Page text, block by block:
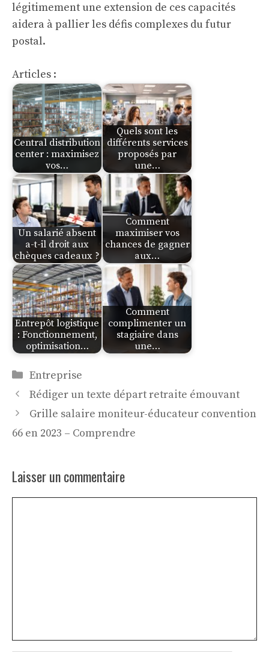
légitimement une extension de ces capacités
aidera à pallier les défis complexes du futur
postal.
Articles :
Central distribution
center : maximisez
vos…
Quels sont les
différents services
proposés par
une…
Un salarié absent
a-t-il droit aux
chèques cadeaux ?
Comment
maximiser vos
chances de gagner
aux…
Entrepôt logistique
: Fonctionnement,
optimisation…
Comment
complimenter un
stagiaire dans
une…
Catégories
Entreprise
Rédiger un texte départ retraite émouvant
Grille salaire moniteur-éducateur convention
66 en 2023 – Comprendre
Laisser un commentaire